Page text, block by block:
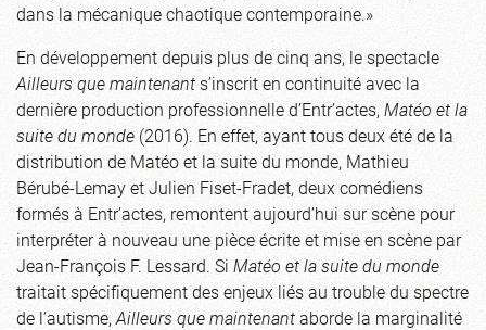
dans la mécanique chaotique contemporaine.»
En développement depuis plus de cinq ans, le spectacle
Ailleurs que maintenants’inscrit en continuité avec la
dernière production professionnelle d’Entr’actes,Matéo et la
suite du monde(2016). En effet, ayant tous deux été de la
distribution de Matéo et la suite du monde, Mathieu
Bérubé-Lemay et Julien Fiset-Fradet, deux comédiens
formés à Entr’actes, remontent aujourd’hui sur scène pour
interpréter à nouveau une pièce écrite et mise en scène par
Jean-François F. Lessard. SiMatéo et la suite du monde
traitait spécifiquement des enjeux liés au trouble du spectre
de l’autisme,Ailleurs que maintenantaborde la marginalité